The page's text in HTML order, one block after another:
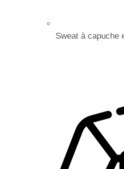
Sweat à capuche